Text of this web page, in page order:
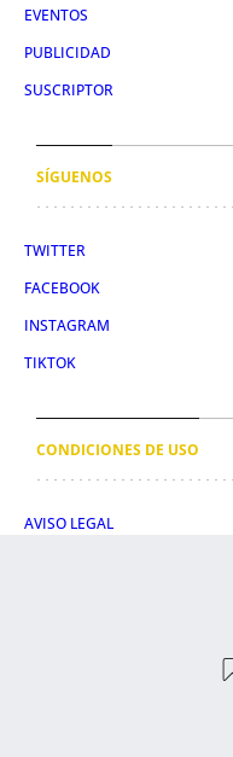
EVENTOS
PUBLICIDAD
SUSCRIPTOR
SÍGUENOS
TWITTER
FACEBOOK
INSTAGRAM
TIKTOK
CONDICIONES DE USO
AVISO LEGAL